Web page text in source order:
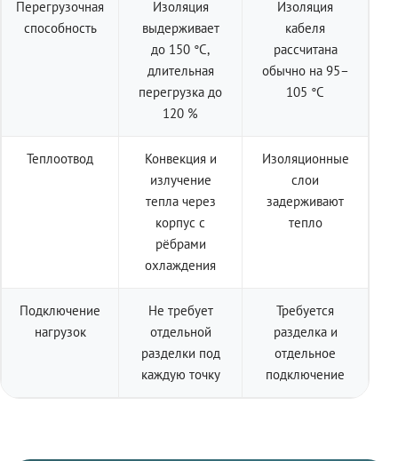
Перегрузочная
способность
Изоляция
выдерживает
до 150 °C,
длительная
перегрузка до
120 %
Изоляция
кабеля
рассчитана
обычно на 95–
105 °C
Теплоотвод
Конвекция и
излучение
тепла через
корпус с
рёбрами
охлаждения
Изоляционные
слои
задерживают
тепло
Подключение
нагрузок
Не требует
отдельной
разделки под
каждую точку
Требуется
разделка и
отдельное
подключение